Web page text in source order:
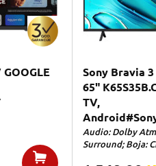
Sony Bravia
65"
TV,
Audio: Dolby
Surround; Boja: